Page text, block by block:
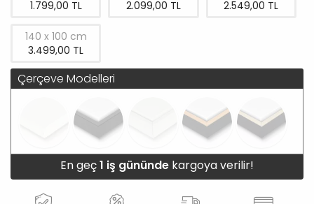
1.799,00 TL
2.099,00 TL
2.549,00 TL
140 x 100 cm
3.499,00 TL
Çerçeve Modelleri
En geç1 iş gününde kargoya verilir!